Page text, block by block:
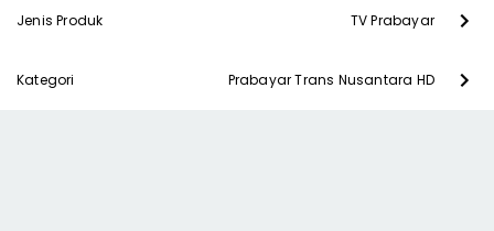
Jenis Produk TV Prabayar
Kategori Prabayar Trans Nusantara HD